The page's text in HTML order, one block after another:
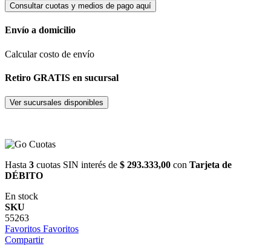
Consultar cuotas y medios de pago aquí
Envío a domicilio
Calcular costo de envío
Retiro GRATIS en sucursal
Ver sucursales disponibles
Hasta 3 cuotas SIN interés de $ 293.333,00 con Tarjeta de
DÉBITO
En stock
SKU
55263
Favoritos Favoritos
Compartir